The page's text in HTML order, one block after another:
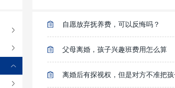
自愿放弃抚养费，可以反悔吗？
父母离婚，孩子兴趣班费用怎么算
离婚后有探视权，但是对方不准把